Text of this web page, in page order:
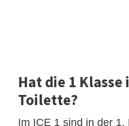
Hat die 1 Klasse
Toilette?
Im ICE 1 sind in der 1.